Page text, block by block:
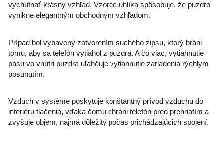
vychutnať krásny vzhľad. Vzorec uhlíka spôsobuje, že puzdro
vynikne elegantným obchodným vzhľadom.
Prípad bol vybavený zatvorením suchého zipsu, ktorý bráni
tomu, aby sa telefón vytiahol z puzdra. A čo viac, vytiahnutie
pásu vo vnútri puzdra uľahčuje vytiahnutie zariadenia rýchlym
posunutím.
Vzduch v systéme poskytuje konštantný prívod vzduchu do
interiéru tlačenia, vďaka čomu chráni telefón pred prehriatím a
zvyšuje objem, najmä dôležitý počas prichádzajúcich spojení.